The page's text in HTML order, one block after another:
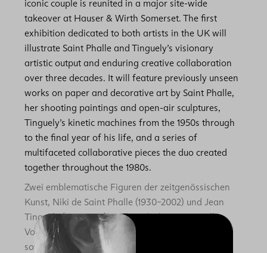
iconic couple is reunited in a major site-wide
takeover at Hauser & Wirth Somerset. The first
exhibition dedicated to both artists in the UK will
illustrate Saint Phalle and Tinguely’s visionary
artistic output and enduring creative collaboration
over three decades. It will feature previously unseen
works on paper and decorative art by Saint Phalle,
her shooting paintings and open-air sculptures,
Tinguely’s kinetic machines from the 1950s through
to the final year of his life, and a series of
multifaceted collaborative pieces the duo created
together throughout the 1980s.
Zwei emblematische Figuren der zeitgenössischen
Kunst, Niki de Saint Phalle (1930–2002) und Jean
Tinguely (1925–1991), stellten die konventionellen
Vorstellungen von Kunst in Frage und wurden
sowohl in ihrem Leben als auch in ihrer Kunst von